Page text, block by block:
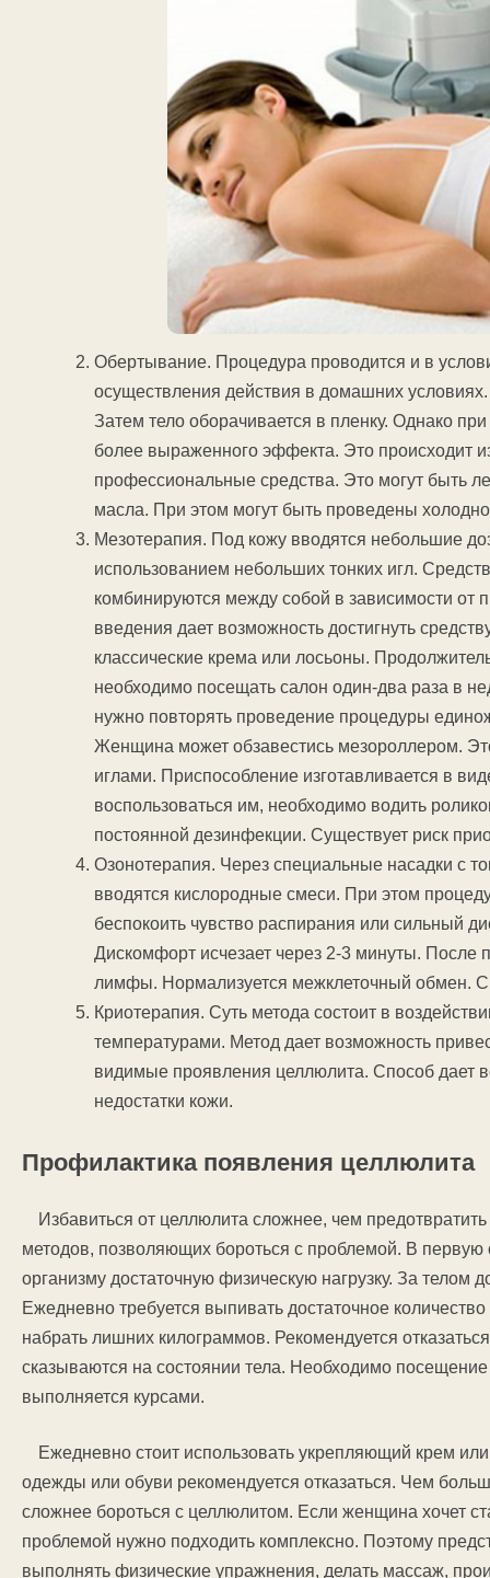
Обертывание. Процедура проводится и в
осуществления действия в домашних
Затем тело оборачивается в пленку. Однако
более выраженного эффекта. Это происходит
профессиональные средства. Это могут быть
масла. При этом могут быть проведены
Мезотерапия. Под кожу вводятся небольшие
использованием небольших тонких игл.
комбинируются между собой в зависимости
введения дает возможность достигнуть
классические крема или лосьоны.
необходимо посещать салон один-два раза в
нужно повторять проведение процедуры
Женщина может обзавестись мезороллером.
иглами. Приспособление изготавливается в
воспользоваться им, необходимо водить
постоянной дезинфекции. Существует риск
Озонотерапия. Через специальные насадки с
вводятся кислородные смеси. При этом
беспокоить чувство распирания или сильный
Дискомфорт исчезает через 2-3 минуты. После
лимфы. Нормализуется межклеточный обмен.
Криотерапия. Суть метода состоит в
температурами. Метод дает возможность
видимые проявления целлюлита. Способ дает
недостатки кожи.
Профилактика появления целлюлита
Избавиться от целлюлита сложнее, чем
методов, позволяющих бороться с проблемой. В первую
организму достаточную физическую нагрузку. За телом
Ежедневно требуется выпивать достаточное
набрать лишних килограммов. Рекомендуется
сказываются на состоянии тела. Необходимо
выполняется курсами.
Ежедневно стоит использовать укрепляющий крем
одежды или обуви рекомендуется отказаться. Чем
сложнее бороться с целлюлитом. Если женщина хочет
проблемой нужно подходить комплексно. Поэтому
выполнять физические упражнения, делать массаж,